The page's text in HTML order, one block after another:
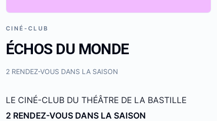
CINÉ-CLUB
ÉCHOS DU MONDE
2 RENDEZ-VOUS DANS LA SAISON
LE CINÉ-CLUB DU THÉÂTRE DE LA BASTILLE
2 RENDEZ-VOUS DANS LA SAISON